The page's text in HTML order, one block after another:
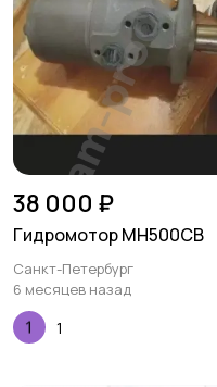
38 000 ₽
Гидромотор MH500CB
Санкт-Петербург
6 месяцев назад
1